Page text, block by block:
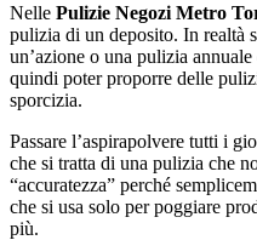
Nelle Pulizie Negozi Metro
pulizia di un deposito. In realtà
un’azione o una pulizia
quindi poter proporre delle
sporcizia.
Passare l’aspirapolvere tutti i
che si tratta di una pulizia che
“accuratezza” perché
che si usa solo per poggiare
più.